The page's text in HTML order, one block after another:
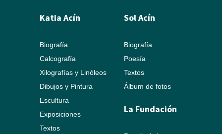
Katia Acín
Biografía
Calcografía
Xilografías y Linóleos
Dibujos y Pintura
Escultura
Exposiciones
Textos
Sol Acín
Biografía
Poesía
Textos
Álbum de fotos
La Fundación